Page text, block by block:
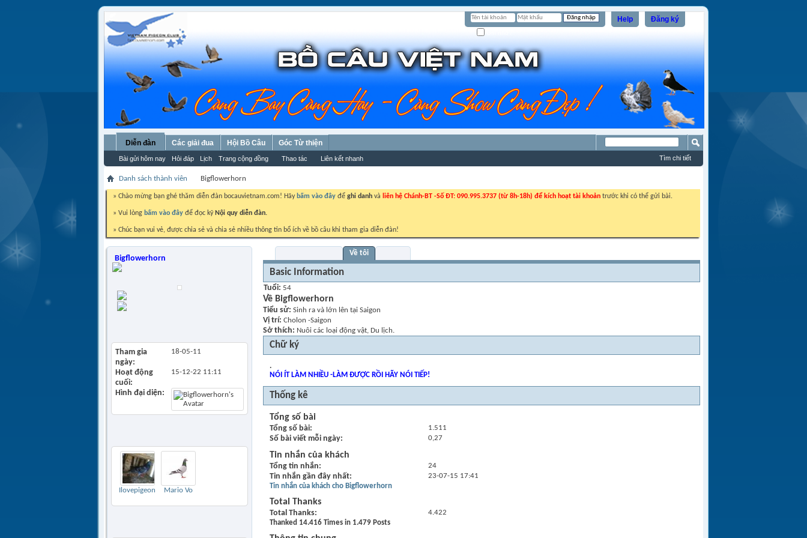
Đăng ký
Help
Diễn đàn
Bài gửi hôm nay Hỏi đáp Lịch Trang cộng đồng Thao tác Liên kết nhanh
Các giải đua Hội Bồ Câu Góc Từ thiện
Tìm chi tiết
Danh sách thành viên Bigflowerhorn
» Chào mừng bạn ghé thăm diễn đàn bocauvietnam.com! Hãy bấm vào đây để ghi danh và liên hệ Chánh-BT -Số ĐT: 090.995.3737 (từ 8h-18h) để kích hoạt tài khoản trước khi có thể gửi bài.
» Vui lòng bấm vào đây để đọc kỹ Nội quy diễn đàn.
» Chúc bạn vui vẻ, được chia sẻ và chia sẻ nhiều thông tin bổ ích về bồ câu khi tham gia diễn đàn!
Bigflowerhorn
Tham gia
ngày
18-05-11
Hoạt động
cuối
15-12-22 11:11
Hình đại diện
Ilovepigeon Mario Vo
Về tôi
Basic Information
Tuổi 54
Về Bigflowerhorn
Tiểu sử Sinh ra và lớn lên tại Saigon
Vị trí Cholon -Saigon
Sở thích Nuôi các loại động vật, Du lịch.
Chữ ký
.
NÓI ÍT LÀM NHIỀU -LÀM ĐƯỢC RỒI HÃY NÓI TIẾP!
Thống kê
Tổng số bài
Tổng số bài 1.511
Số bài viết mỗi ngày 0,27
Tin nhắn của khách
Tổng tin nhắn 24
Tin nhắn gần đây nhất 23-07-15 17:41
Tin nhắn của khách cho Bigflowerhorn
Total Thanks
Total Thanks
4.422
Thanked 14.416 Times in 1.479 Posts